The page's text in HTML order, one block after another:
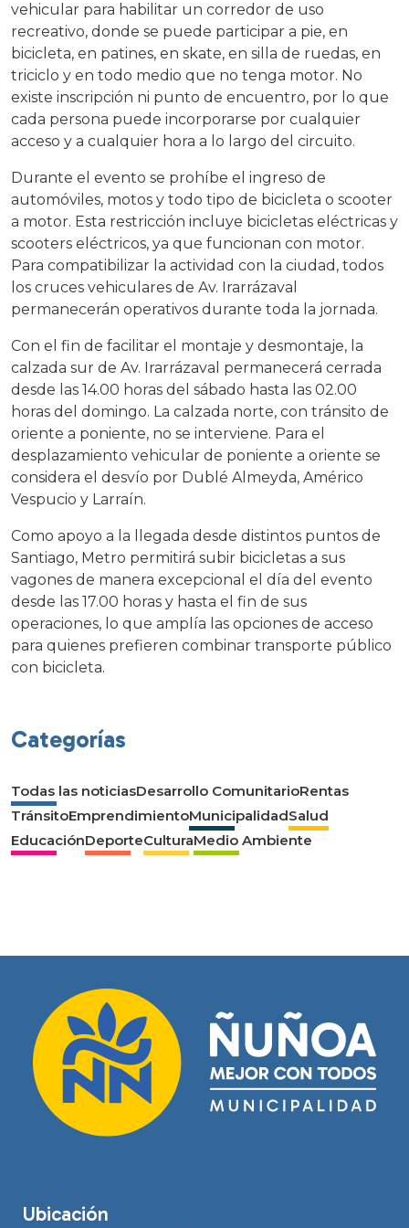
vehicular para habilitar un corredor de uso
recreativo, donde se puede participar a pie, en
bicicleta, en patines, en skate, en silla de ruedas, en
triciclo y en todo medio que no tenga motor. No
existe inscripción ni punto de encuentro, por lo que
cada persona puede incorporarse por cualquier
acceso y a cualquier hora a lo largo del circuito.
Durante el evento se prohíbe el ingreso de
automóviles, motos y todo tipo de bicicleta o scooter
a motor. Esta restricción incluye bicicletas eléctricas y
scooters eléctricos, ya que funcionan con motor.
Para compatibilizar la actividad con la ciudad, todos
los cruces vehiculares de Av. Irarrázaval
permanecerán operativos durante toda la jornada.
Con el fin de facilitar el montaje y desmontaje, la
calzada sur de Av. Irarrázaval permanecerá cerrada
desde las 14.00 horas del sábado hasta las 02.00
horas del domingo. La calzada norte, con tránsito de
oriente a poniente, no se interviene. Para el
desplazamiento vehicular de poniente a oriente se
considera el desvío por Dublé Almeyda, Américo
Vespucio y Larraín.
Como apoyo a la llegada desde distintos puntos de
Santiago, Metro permitirá subir bicicletas a sus
vagones de manera excepcional el día del evento
desde las 17.00 horas y hasta el fin de sus
operaciones, lo que amplía las opciones de acceso
para quienes prefieren combinar transporte público
con bicicleta.
Categorías
Todas las noticiasDesarrollo ComunitarioRentas
TránsitoEmprendimientoMunicipalidadSalud
EducaciónDeporteCulturaMedio Ambiente
Ubicación